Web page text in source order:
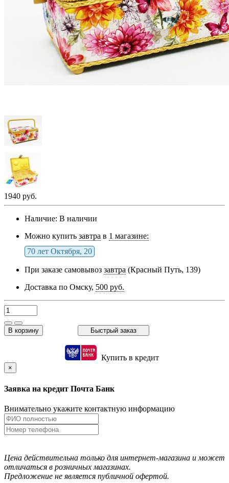
1940 руб.
Наличие: В наличии
Можно купить завтра в 1 магазине:
70 лет Октября, 20
При заказе самовывоз завтра (Красный Путь, 139)
Доставка по Омску, 500 руб.
В корзину Быстрый заказ
Купить в кредит
×
Заявка на кредит Почта Банк
Внимательно укажите контактную информацию
Цена действительна только для интернет-магазина и может
отличаться в розничных магазинах.
Предложение не является публичной офертой.